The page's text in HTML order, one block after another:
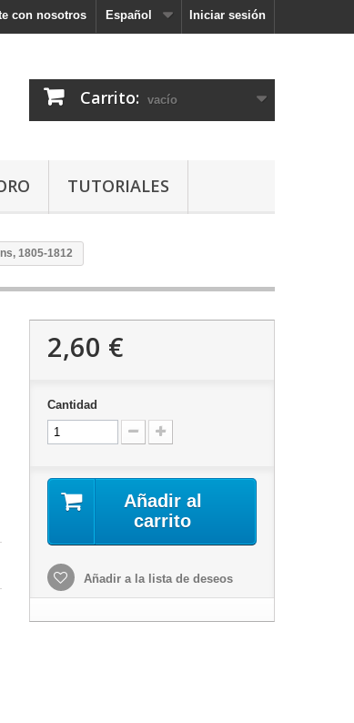
Iniciar sesión
Español
con nosotros
Carrito: vacío
TUTORIALES
1805-1812
2,60 €
Cantidad
Añadir al
carrito
Añadir a la lista de deseos